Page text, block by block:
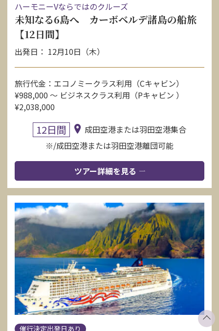
ハーモニーVならではのクルーズ
未知なる6島へ カーボベルデ諸島の船旅
【12日間】
出発日： 12月10日（木）
旅行代金：エコノミークラス利用（Cキャビン）
¥988,000 〜 ビジネスクラス利用（Pキャビン ）
¥2,038,000
12日間
成田空港または羽田空港集合
※/成田空港または羽田空港離団可能
ツアー詳細を見る
催行決定出発日あり